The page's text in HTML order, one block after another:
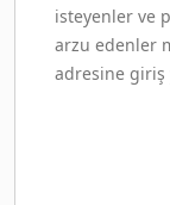
isteyenler ve
arzu edenler
adresine giriş